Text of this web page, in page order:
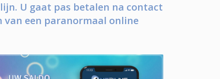
U gaat pas betalen na contact
een paranormaal online